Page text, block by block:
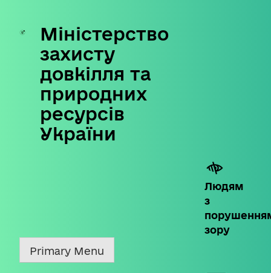
Skip
content
Міністерство
захисту
довкілля та
природних
ресурсів
України
Людям
з
зору
Primary Menu